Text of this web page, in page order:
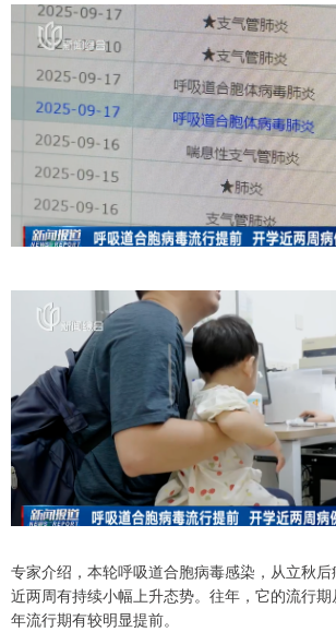
专家介绍，本轮呼吸道合胞病毒感染，从立秋
近两周有持续小幅上升态势。往年，它的流行
年流行期有较明显提前。